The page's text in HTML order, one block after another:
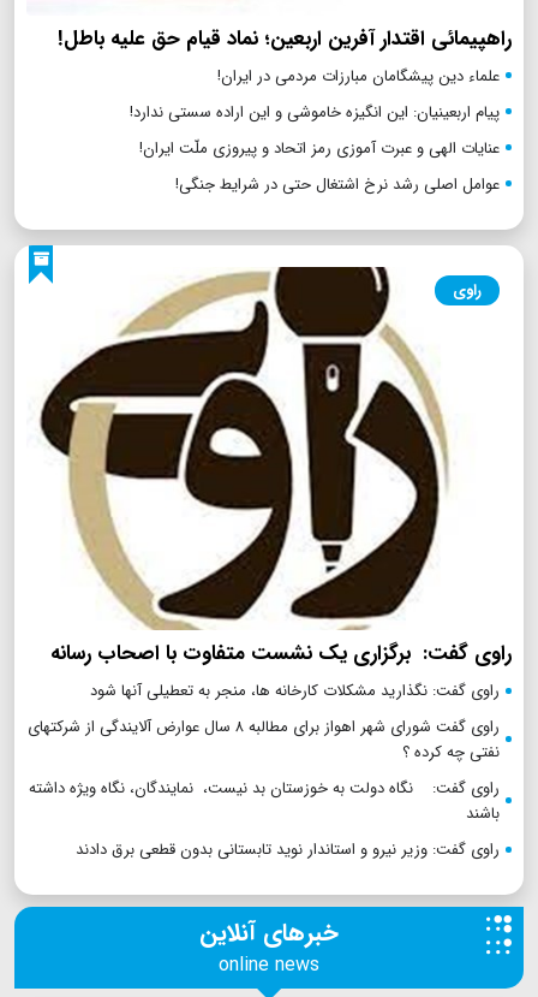
راهپیمائی اقتدار آفرین اربعین؛ نماد قیام حق علیه باطل!
علماء دین پیشگامان مبارزات مردمی در ایران!
پیام اربعینیان: این انگیزه خاموشی و این اراده سستی ندارد!
عنایات الهی و عبرت آموزی رمز اتحاد و پیروزی ملّت ایران!
عوامل اصلی رشد نرخ اشتغال حتی در شرایط جنگی!
راوی
راوی گفت: برگزاری یک نشست متفاوت با اصحاب رسانه
راوی گفت: نگذارید مشکلات کارخانه ها، منجر به تعطیلی آنها شود
راوی گفت شورای شهر اهواز برای مطالبه ۸ سال عوارض آلایندگی از شرکتهای
نفتی چه کرده ؟
راوی گفت: نگاه دولت به خوزستان بد نیست، نمایندگان، نگاه ویژه داشته
باشند
راوی گفت: وزیر نیرو و استاندار نوید تابستانی بدون قطعی برق دادند
خبرهای آنلاین
online news